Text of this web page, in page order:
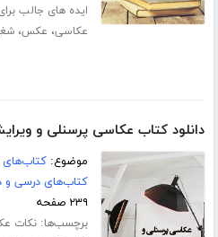
ایده های جالب
عکاسی، عکس،
دانلود کتاب عکاسی پرسنلی و
موضوع:
کتاب‌های درسی و
۲۳۹ صفحه
برچسب‌ها:نکات